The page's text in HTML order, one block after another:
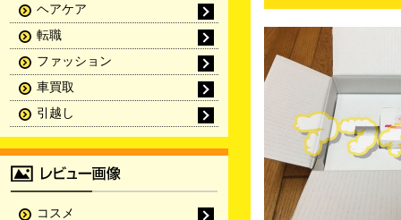
ヘアケア
転職
ファッション
車買取
引越し
コスメ